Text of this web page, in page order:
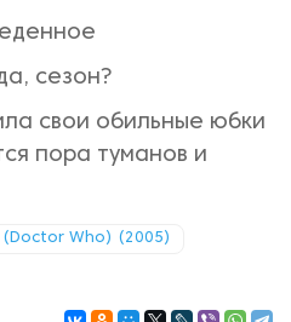
сезон?
свои обильные юбки
пора туманов и
Who) (2005)